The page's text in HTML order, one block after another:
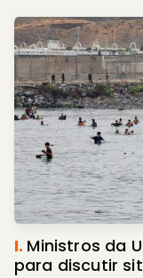
I. Ministros da
para discutir